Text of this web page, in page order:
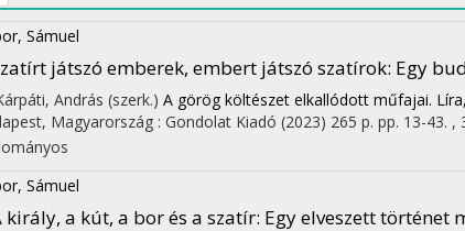
Sámuel
játszó emberek, embert játszó szatírok: Egy
András (szerk.) A görög költészet elkallódott műfajai.
Magyarország : Gondolat Kiadó (2023) 265 p. pp. 13-43. ,
Sámuel
király, a kút, a bor és a szatír: Egy elveszett